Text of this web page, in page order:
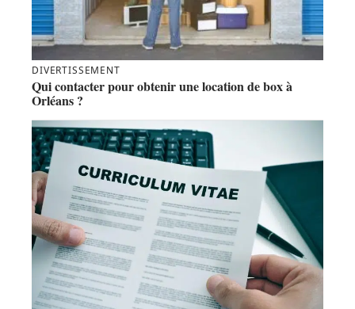
DIVERTISSEMENT
Qui contacter pour obtenir une location de box à
Orléans ?